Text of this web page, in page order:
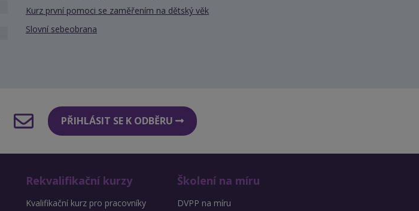
Kurz první pomoci se zaměřením na dětský věk
Slovní sebeobrana
PŘIHLÁSIT SE K ODBĚRU
Rekvalifikační kurzy
Kvalifikační kurz pro pracovníky
Školení na míru
DVPP na míru